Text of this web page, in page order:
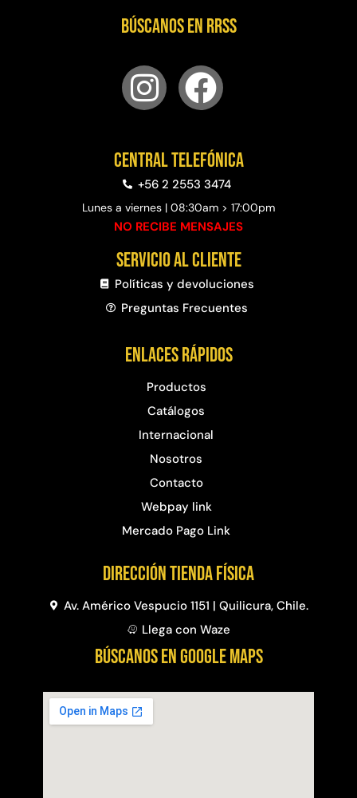
Búscanos en RRSS
Central telefónica
+56 2 2553 3474
Lunes a viernes | 08:30am > 17:00pm
NO RECIBE MENSAJES
Servicio al cliente
Políticas y devoluciones
Preguntas Frecuentes​
Enlaces rápidos
Productos
Catálogos
Internacional
Nosotros
Contacto
Webpay link
Mercado Pago Link
Dirección Tienda física
Av. Américo Vespucio 1151 | Quilicura, Chile.
Llega con Waze
BÚSCANOS EN GOOGLE MAPS